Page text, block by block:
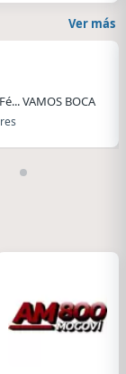
Ver más
VAMOS BOCA